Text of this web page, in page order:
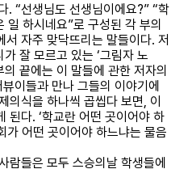
. “선생님도 선생님이에요?” “학
일 하시네요”로 구성된 각 부의
자주 맞닥뜨리는 말들이다. 저
잘 모르고 있는 ‘그림자 노
끝에는 이 말들에 관한 저자의
이들과 만나 그들의 이야기에
의식을 하나씩 곱씹다 보면, 이
된다. ‘학교란 어떤 곳이어야 하
가 어떤 곳이어야 하느냐는 물음
람들은 모두 스승의날 학생들에